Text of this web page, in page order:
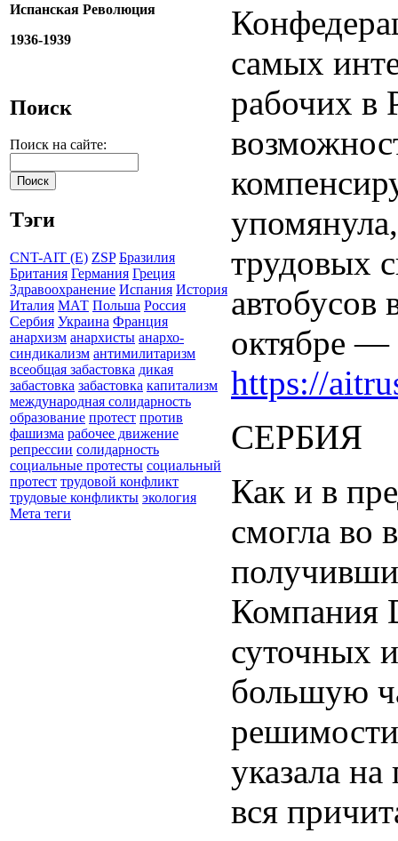
Испанская Революция
1936-1939
Поиск
Поиск на сайте:
Тэги
CNT-AIT (E) ZSP Бразилия
Британия Германия Греция
Здравоохранение Испания История
Италия МАТ Польша Россия
Сербия Украина Франция
анархизм анархисты анархо-
синдикализм антимилитаризм
всеобщая забастовка дикая
забастовка забастовка капитализм
международная солидарность
образование протест против
фашизма рабочее движение
репрессии солидарность
социальные протесты социальный
протест трудовой конфликт
трудовые конфликты экология
Мета теги
самых
рабочих в
трудовых
октябре —
https://
СЕРБИЯ
Как и в
смогла во
Компания
суточных
большую
решимости
указала
вся